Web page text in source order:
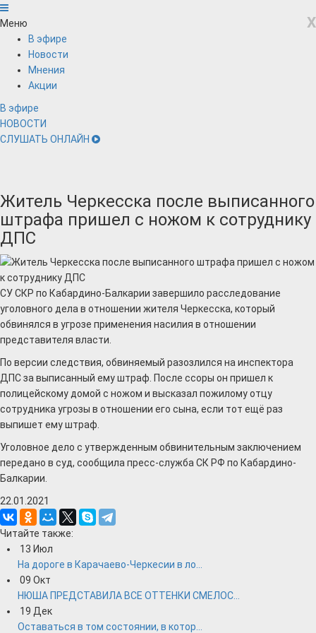
X
Меню
В эфире
Новости
Мнения
Акции
В эфире
НОВОСТИ
СЛУШАТЬ ОНЛАЙН
Житель Черкесска после выписанного
штрафа пришел с ножом к сотруднику
ДПС
СУ СКР по Кабардино-Балкарии завершило расследование
уголовного дела в отношении жителя Черкесска, который
обвинялся в угрозе применения насилия в отношении
представителя власти.
По версии следствия, обвиняемый разозлился на инспектора
ДПС за выписанный ему штраф. После ссоры он пришел к
полицейскому домой с ножом и высказал пожилому отцу
сотрудника угрозы в отношении его сына, если тот ещё раз
выпишет ему штраф.
Уголовное дело с утвержденным обвинительным заключением
передано в суд, сообщила пресс-служба СК РФ по Кабардино-
Балкарии.
22.01.2021
Читайте также:
13 Июл
На дороге в Карачаево-Черкесии в ло...
09 Окт
НЮША ПРЕДСТАВИЛА ВСЕ ОТТЕНКИ СМЕЛОС...
19 Дек
Оставаться в том состоянии, в котор...